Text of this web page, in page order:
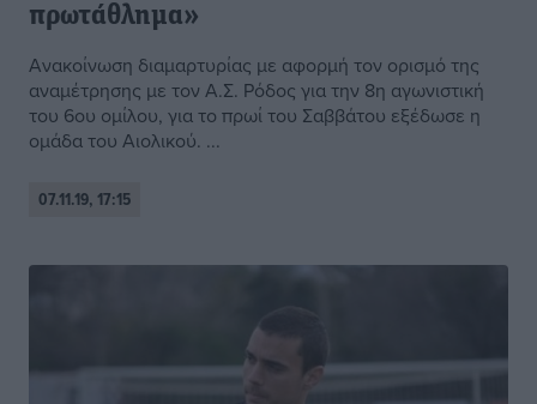
πρωτάθλημα»
Ανακοίνωση διαμαρτυρίας με αφορμή τον ορισμό της
αναμέτρησης με τον Α.Σ. Ρόδος για την 8η αγωνιστική
του 6ου ομίλου, για το πρωί του Σαββάτου εξέδωσε η
ομάδα του Αιολικού. ...
07.11.19, 17:15